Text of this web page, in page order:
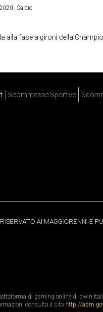
, Calcio
alla fase a gironi della
Scommesse Sportive
AI MAGGIORENNI E
di gaming online di bwin
consulta il sito http://